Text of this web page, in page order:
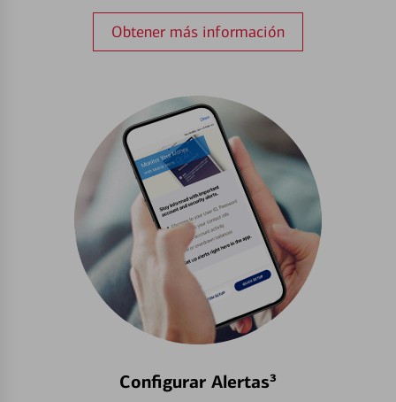
Obtener más información
Configurar Alertas³